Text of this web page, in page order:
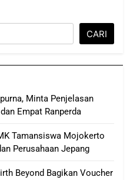
CARI
Minta Penjelasan
Empat Ranperda
Tamansiswa Mojokerto
Perusahaan Jepang
Beyond Bagikan Voucher